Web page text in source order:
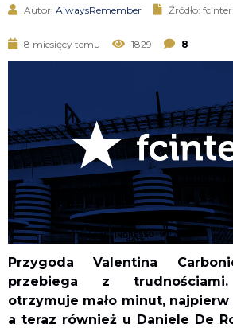
SERWIS
Autor: AlwaysRemember Źródło:
8 miesięcy temu 1829 8
Przygoda Valentina
przebiega z trudnościami.
otrzymuje mało minut, najpierw
a teraz również u Daniele De